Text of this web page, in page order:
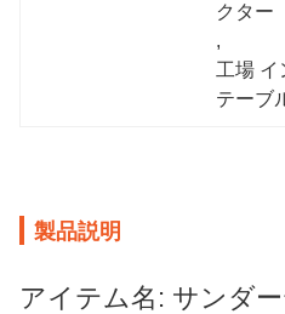
クター
,
工場 イ
テーブ
製品説明
アイテム名: サンダ